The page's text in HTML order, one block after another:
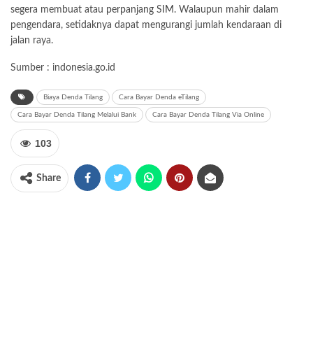
segera membuat atau perpanjang SIM . Walaupun mahir dalam
pengendara, setidaknya dapat mengurangi jumlah kendaraan di
jalan raya.
Sumber : indonesia.go.id
Biaya Denda Tilang Cara Bayar Denda eTilang
Cara Bayar Denda Tilang Melalui Bank Cara Bayar Denda Tilang Via Online
103
Share